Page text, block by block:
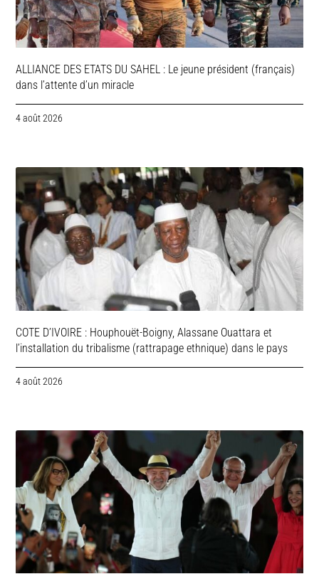
ALLIANCE DES ETATS DU SAHEL : Le jeune président (français)
dans l’attente d’un miracle
4 août 2026
COTE D’IVOIRE : Houphouët-Boigny, Alassane Ouattara et
l’installation du tribalisme (rattrapage ethnique) dans le pays
4 août 2026